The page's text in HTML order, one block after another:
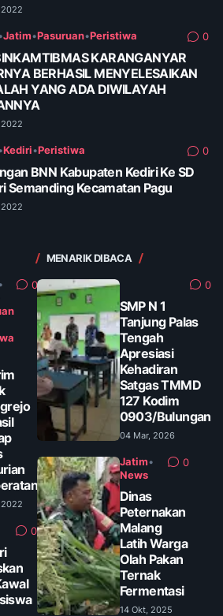
Jatim•Pasuruan•Peristiwa 0
KARANGANYAR
BERHASIL MENYELESAIKAN
YANG ADA DIWILAYAH
Kediri•Peristiwa 0
BNN Kabupaten Kediri Ke SD
Semanding Kecamatan Pagu
0
0
MENARIK DIBACA
0
SMP N 1
Tanjung Palas
Tengah
Apresiasi
Kehadiran
Satgas TMMD
127 Kodim
0903/Bulungan
04 Mar, 2026
Jatim•
News
0
Dinas
Peternakan
Malang
Latih Warga
Olah Pakan
Ternak
Fermentasi
14 Okt, 2025